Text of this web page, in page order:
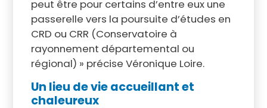
peut être pour certains d’entre eux une
passerelle vers la poursuite d’études en
CRD ou CRR (Conservatoire à
rayonnement départemental ou
régional) » précise Véronique Loire.
Un lieu de vie accueillant et
chaleureux